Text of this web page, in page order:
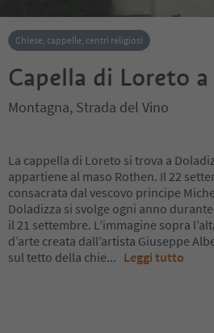
Chiese, cappelle, centri religiosi
Capella di Loreto
Montagna, Strada del Vino
La cappella di Loreto si trova a
appartiene al maso Rothen. Il 22
consacrata dal vescovo principe
Doladizza si svolge ogni anno
il 21 settembre. L’immagine sopra
d’arte creata dall’artista Giuseppe
sul tetto della chie... Leggi tutto